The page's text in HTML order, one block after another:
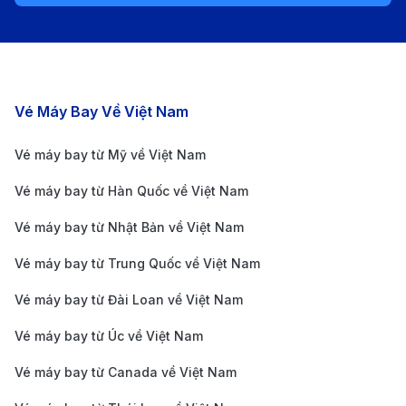
mức giá phù hợp với nhu cầu.
nhu cầu hành lý ký gửi, bạn có thể chọn hạng vé
phổ thông tiết kiệm để giảm chi phí. Nếu cần hành
lý ký gửi hoặc chọn chỗ ngồi trước, hãy đăng ký
gói dịch vụ ngay khi đặt vé để tiết kiệm chi phí so
Tại sao nên mua vé máy bay từ
Thanh Hóa đi Đà Nẵng trên
190Booking
Các chặng bay nổi bật
Vé Máy Bay Về Việt Nam
Vé máy bay từ Mỹ về Việt Nam
Vé máy bay từ Hàn Quốc về Việt Nam
Vé máy bay từ Nhật Bản về Việt Nam
Vé máy bay từ Trung Quốc về Việt Nam
Vé máy bay từ Đài Loan về Việt Nam
Vé máy bay từ Úc về Việt Nam
Vé máy bay từ Canada về Việt Nam